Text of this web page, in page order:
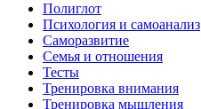
Полиглот
Психология и самоанализ
Саморазвитие
Семья и отношения
Тесты
Тренировка внимания
Тренировка мышления